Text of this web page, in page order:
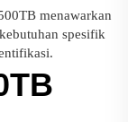
menawarkan
spesifik